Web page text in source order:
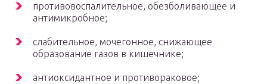
противовоспалительное, обезболивающее и
антимикробное;
слабительное, мочегонное, снижающее
образование газов в кишечнике;
антиоксидантное и противораковое;